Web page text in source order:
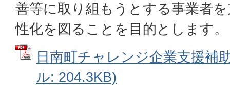
善等に取り組もうとする事業者
性化を図ることを目的とします。
日南町チャレンジ企業支援補
ル: 204.3KB)